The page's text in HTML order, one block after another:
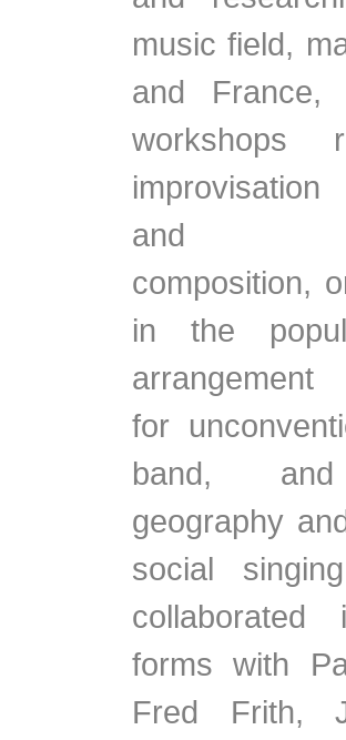
music field,
and France,
workshops
improvisation
and
composition,
in the
arrangement
for
band,
geography
social
collaborated
forms with
Fred Frith,